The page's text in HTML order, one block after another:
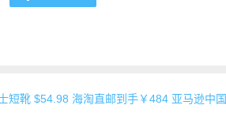
短靴 $54.98 海淘直邮到手￥484 亚马逊中国